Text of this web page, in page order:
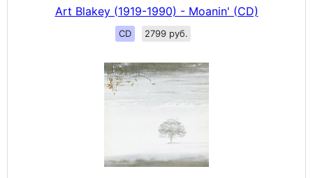
Art Blakey (1919-1990) - Moanin' (CD)
CD 2799 руб.